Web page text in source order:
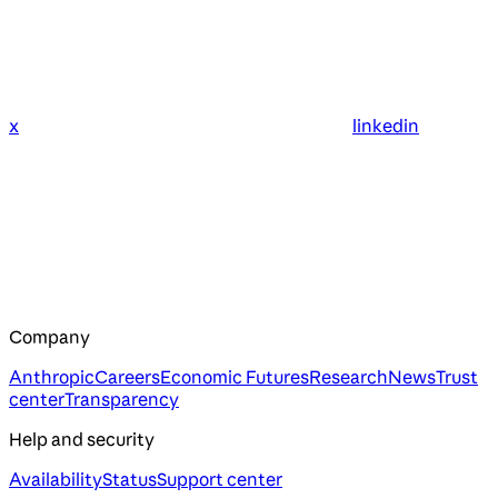
x linkedin
Company
AnthropicCareersEconomic FuturesResearchNewsTrust
centerTransparency
Help and security
AvailabilityStatusSupport center